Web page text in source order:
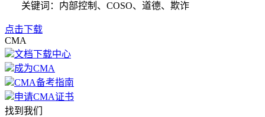
关键词：内部控制、COSO、道德、欺诈
点击下载
CMA
文档下载中心
成为CMA
CMA备考指南
申请CMA证书
找到我们